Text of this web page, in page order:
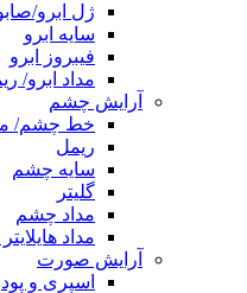
ژل ابرو/
سایه ابرو
فیبروز ابرو
مداد ابرو/
آرایش چشم
خط چشم/
ریمل
سایه چشم
گلیتر
مداد چشم
مداد
آرایش صورت
اسپری و